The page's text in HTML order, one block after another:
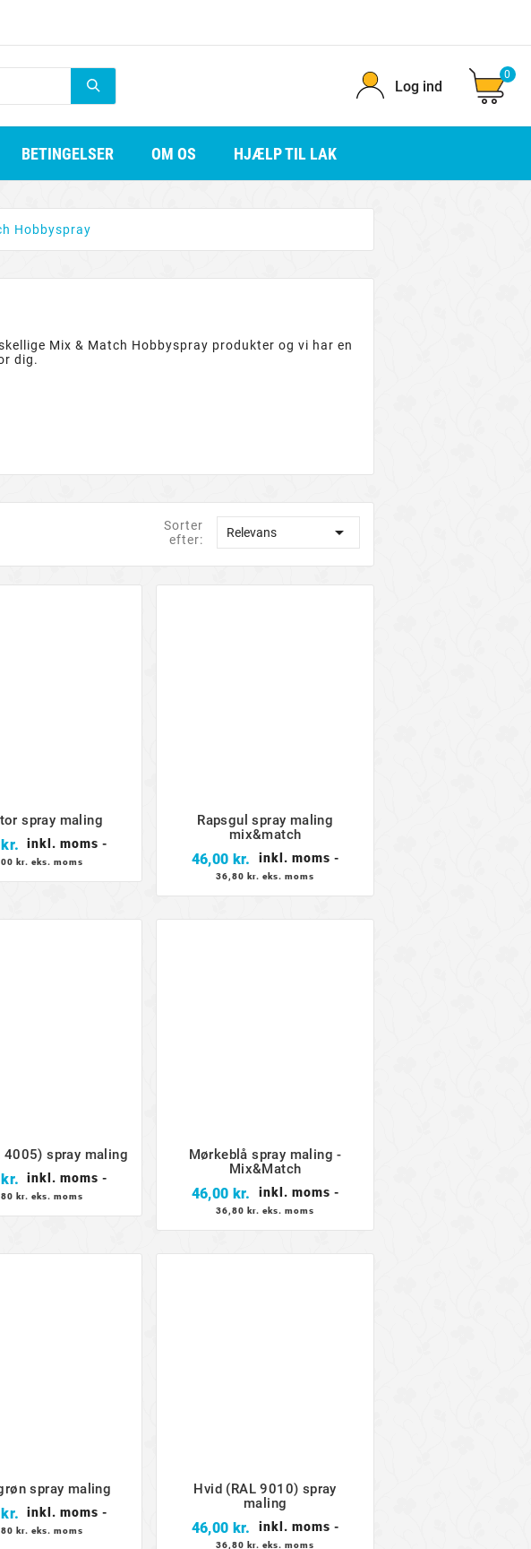
Log ind
0
BETINGELSER OM OS HJÆLP TIL LAK
Hobbyspray
Mix & Match Hobbyspray produkter og vi har en
dig.
Sorter
efter:
Relevans 
spray maling
Pris
inkl. moms -
kr. eks. moms
Rapsgul spray maling
mix&match
46,00 kr. Pris
inkl. moms -
36,80 kr. eks. moms
4005) spray maling
Pris
inkl. moms -
kr. eks. moms
Mørkeblå spray maling -
Mix&Match
46,00 kr. Pris
inkl. moms -
36,80 kr. eks. moms
spray maling
Pris
inkl. moms -
kr. eks. moms
Hvid (RAL 9010) spray
maling
46,00 kr. Pris
inkl. moms -
36,80 kr. eks. moms